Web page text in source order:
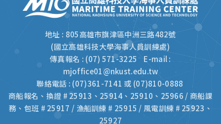
地址 : 805高雄市旗津區中洲三路482號
(國立高雄科技大學海事人員訓練處)
傳真報名 : (07) 571-3225 E-mail :
mjoffice01@nkust.edu.tw
聯絡電話 : (07)361-7141 或 (07)810-0888
商船報名、換證 # 25913、25914、25910、25966 / 商船課
務、包班 # 25917 / 漁船訓練 # 25915 / 風電訓練 # 25923、
25927